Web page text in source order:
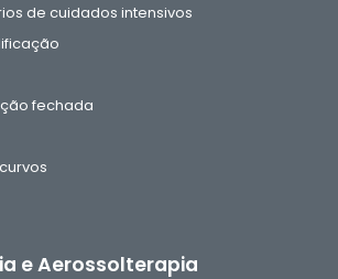
de cuidados intensivos
fechada
e Aerossolterapia